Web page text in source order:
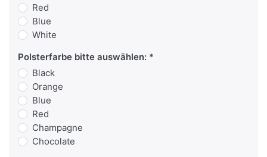
Red
Blue
White
Polsterfarbe bitte auswählen:
Black
Orange
Blue
Red
Champagne
Chocolate